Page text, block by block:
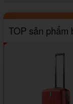
TOP sản phẩm